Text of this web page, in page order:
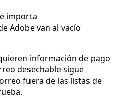
importa
Adobe van al vacío
información de pago
desechable sigue
fuera de las listas de